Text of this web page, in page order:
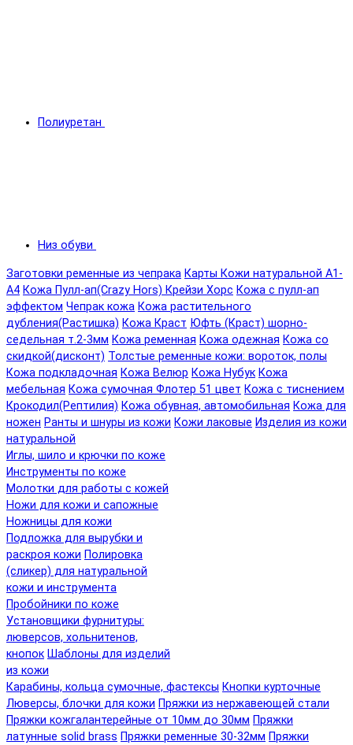
Полиуретан
Низ обуви
Заготовки ременные из чепрака Карты Кожи натуральной А1-
А4 Кожа Пулл-ап(Crazy Hors) Крейзи Хорс Кожа с пулл-ап
эффектом Чепрак кожа Кожа растительного
дубления(Растишка) Кожа Краст Юфть (Краст) шорно-
седельная т.2-3мм Кожа ременная Кожа одежная Кожа со
скидкой(дисконт) Толстые ременные кожи: вороток, полы
Кожа подкладочная Кожа Велюр Кожа Нубук Кожа
мебельная Кожа сумочная Флотер 51 цвет Кожа с тиснением
Крокодил(Рептилия) Кожа обувная, автомобильная Кожа для
ножен Ранты и шнуры из кожи Кожи лаковые Изделия из кожи
натуральной
Иглы, шило и крючки по коже
Инструменты по коже
Молотки для работы с кожей
Ножи для кожи и сапожные
Ножницы для кожи
Подложка для вырубки и
раскроя кожи Полировка
(сликер) для натуральной
кожи и инструмента
Пробойники по коже
Установщики фурнитуры:
люверсов, хольнитенов,
кнопок Шаблоны для изделий
из кожи
Карабины, кольца сумочные, фастексы Кнопки курточные
Люверсы, блочки для кожи Пряжки из нержавеющей стали
Пряжки кожгалантерейные от 10мм до 30мм Пряжки
латунные solid brass Пряжки ременные 30-32мм Пряжки